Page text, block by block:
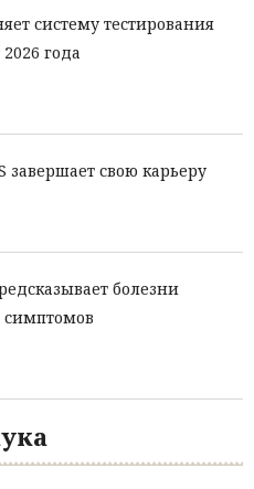
систему тестирования
года
завершает свою карьеру
болезни
симптомов